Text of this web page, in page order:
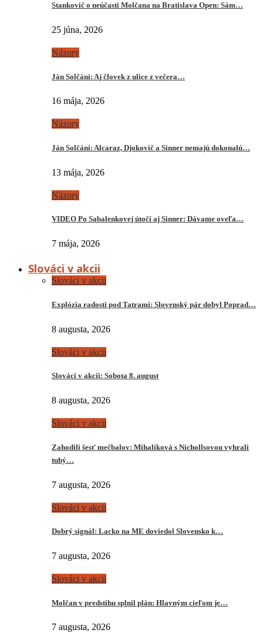
Stankovič o neúčasti Molčana na Bratislava Open: Sám…
25 júna, 2026
Názory
Ján Solčáni: Aj človek z ulice z večera…
16 mája, 2026
Názory
Ján Solčáni: Alcaraz, Djokovič a Sinner nemajú dokonalú…
13 mája, 2026
Názory
VIDEO Po Sabalenkovej útočí aj Sinner: Dávame oveľa…
7 mája, 2026
Slováci v akcii
Slováci v akcii
Explózia radosti pod Tatrami: Slovenský pár dobyl Poprad…
8 augusta, 2026
Slováci v akcii
Slováci v akcii: Sobota 8. august
8 augusta, 2026
Slováci v akcii
Zahodili šesť mečbalov: Mihalíková s Nichollsovou vyhrali
tuhý…
7 augusta, 2026
Slováci v akcii
Dobrý signál: Lacko na ME doviedol Slovensko k…
7 augusta, 2026
Slováci v akcii
Molčan v predstihu splnil plán: Hlavným cieľom je…
7 augusta, 2026